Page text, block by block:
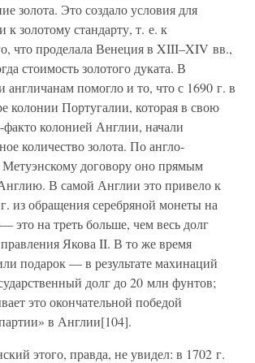
золота. Это создало условия для
к золотому стандарту, т. е. к
что проделала Венеция в XIII–XIV вв.,
стоимость золотого дуката. В
англичанам помогло и то, что с 1690 г. в
колонии Португалии, которая в свою
факто колонией Англии, начали
количество золота. По англо-
Метуэнскому договору оно прямым
В самой Англии это привело к
из обращения серебряной монеты на
это на треть больше, чем весь долг
Якова II. В то же время
подарок — в результате махинаций
долг до 20 млн фунтов;
это окончательной победой
в Англии[104].
этого, правда, не увидел: в 1702 г.